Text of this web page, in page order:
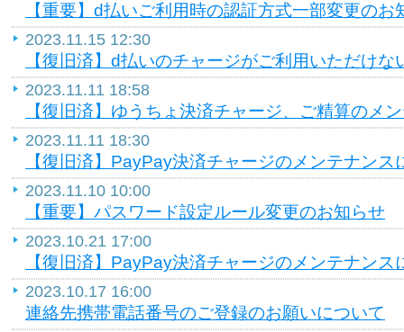
【重要】d払いご利用時の認証方式一部変更のお
2023.11.15 12:30
【復旧済】d払いのチャージがご利用いただけな
2023.11.11 18:58
【復旧済】ゆうちょ決済チャージ、ご精算のメ
2023.11.11 18:30
【復旧済】PayPay決済チャージのメンテナンス
2023.11.10 10:00
【重要】パスワード設定ルール変更のお知らせ
2023.10.21 17:00
【復旧済】PayPay決済チャージのメンテナンス
2023.10.17 16:00
連絡先携帯電話番号のご登録のお願いについて